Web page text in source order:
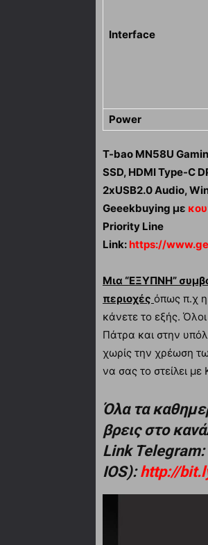
Interface
Power
T-bao MN58U
SSD, HDMI Type-C
2xUSB2.0 Audio,
Geeekbuying με
Priority Line
Link: https://
Μια “ΕΞΥΠΝΗ”
περιοχές όπως π.χ
κάνετε το εξής.
Πάτρα και στην
χωρίς την χρέωση
να σας το στείλει με
Όλα τα
βρεις στο
Link Telegram:
IOS):http://